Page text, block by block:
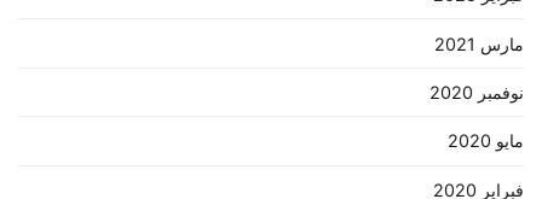
مارس 2021
نوفمبر 2020
مايو 2020
فبراير 2020